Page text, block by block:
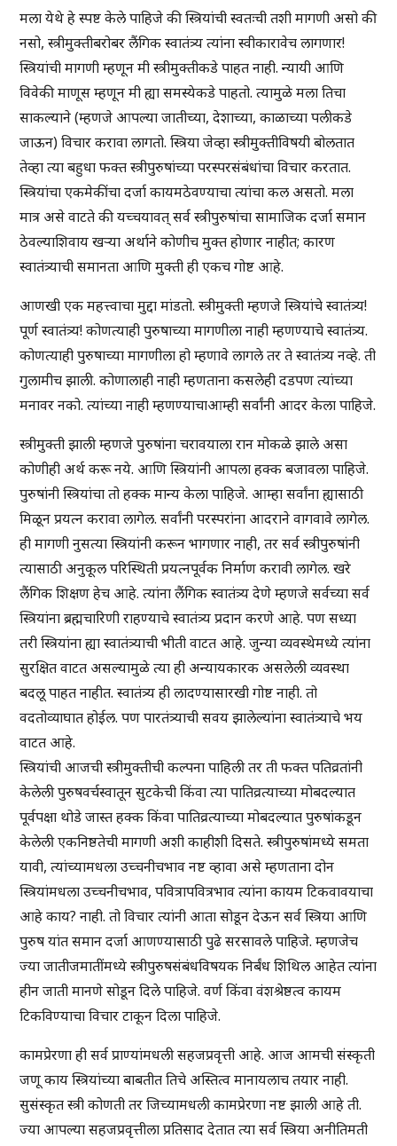
मला येथे हे स्पष्ट केले पाहिजे की स्त्रियांची स्वतःची तशी मागणी असो की
नसो, स्त्रीमुक्तीबरोबर लैंगिक स्वातंत्र्य त्यांना स्वीकारावेच लागणार!
स्त्रियांची मागणी म्हणून मी स्त्रीमुक्तीकडे पाहत नाही. न्यायी आणि
विवेकी माणूस म्हणून मी ह्या समस्येकडे पाहतो. त्यामुळे मला तिचा
साकल्याने (म्हणजे आपल्या जातीच्या, देशाच्या, काळाच्या पलीकडे
जाऊन) विचार करावा लागतो. स्त्रिया जेव्हा स्त्रीमुक्तीविषयी बोलतात
तेव्हा त्या बहुधा फक्त स्त्रीपुरुषांच्या परस्परसंबंधांचा विचार करतात.
स्त्रियांचा एकमेकींचा दर्जा कायमठेवण्याचा त्यांचा कल असतो. मला
मात्र असे वाटते की यच्चयावत् सर्व स्त्रीपुरुषांचा सामाजिक दर्जा समान
ठेवल्याशिवाय खर्‍या अर्थाने कोणीच मुक्त होणार नाहीत; कारण
स्वातंत्र्याची समानता आणि मुक्ती ही एकच गोष्ट आहे.
आणखी एक महत्त्वाचा मुद्दा मांडतो. स्त्रीमुक्ती म्हणजे स्त्रियांचे स्वातंत्र्य!
पूर्ण स्वातंत्र्य! कोणत्याही पुरुषाच्या मागणीला नाही म्हणण्याचे स्वातंत्र्य.
कोणत्याही पुरुषाच्या मागणीला हो म्हणावे लागले तर ते स्वातंत्र्य नव्हे. ती
गुलामीच झाली. कोणालाही नाही म्हणताना कसलेही दडपण त्यांच्या
मनावर नको. त्यांच्या नाही म्हणण्याचाआम्ही सर्वांनी आदर केला पाहिजे.
स्त्रीमुक्ती झाली म्हणजे पुरुषांना चरावयाला रान मोकळे झाले असा
कोणीही अर्थ करू नये. आणि स्त्रियांनी आपला हक्क बजावला पाहिजे.
पुरुषांनी स्त्रियांचा तो हक्क मान्य केला पाहिजे. आम्हा सर्वांना ह्यासाठी
मिळून प्रयत्न करावा लागेल. सर्वांनी परस्परांना आदराने वागवावे लागेल.
ही मागणी नुसत्या स्त्रियांनी करून भागणार नाही, तर सर्व स्त्रीपुरुषांनी
त्यासाठी अनुकूल परिस्थिती प्रयत्नपूर्वक निर्माण करावी लागेल. खरे
लैंगिक शिक्षण हेच आहे. त्यांना लैंगिक स्वातंत्र्य देणे म्हणजे सर्वच्या सर्व
स्त्रियांना ब्रह्मचारिणी राहण्याचे स्वातंत्र्य प्रदान करणे आहे. पण सध्या
तरी स्त्रियांना ह्या स्वातंत्र्याची भीती वाटत आहे. जुन्या व्यवस्थेमध्ये त्यांना
सुरक्षित वाटत असल्यामुळे त्या ही अन्यायकारक असलेली व्यवस्था
बदलू पाहत नाहीत. स्वातंत्र्य ही लादण्यासारखी गोष्ट नाही. तो
वदतोव्याघात होईल. पण पारतंत्र्याची सवय झालेल्यांना स्वातंत्र्याचे भय
वाटत आहे.
स्त्रियांची आजची स्त्रीमुक्तीची कल्पना पाहिली तर ती फक्त पतिव्रतांनी
केलेली पुरुषवर्चस्वातून सुटकेची किंवा त्या पातिव्रत्याच्या मोबदल्यात
पूर्वपक्षा थोडे जास्त हक्क किंवा पातिव्रत्याच्या मोबदल्यात पुरुषांकडून
केलेली एकनिष्ठतेची मागणी अशी काहीशी दिसते. स्त्रीपुरुषांमध्ये समता
यावी, त्यांच्यामधला उच्चनीचभाव नष्ट व्हावा असे म्हणताना दोन
स्त्रियांमधला उच्चनीचभाव, पवित्रापवित्रभाव त्यांना कायम टिकवावयाचा
आहे काय? नाही. तो विचार त्यांनी आता सोडून देऊन सर्व स्त्रिया आणि
पुरुष यांत समान दर्जा आणण्यासाठी पुढे सरसावले पाहिजे. म्हणजेच
ज्या जातीजमातींमध्ये स्त्रीपुरुषसंबंधविषयक निर्बंध शिथिल आहेत त्यांना
हीन जाती मानणे सोडून दिले पाहिजे. वर्ण किंवा वंशश्रेष्ठत्व कायम
टिकविण्याचा विचार टाकून दिला पाहिजे.
कामप्रेरणा ही सर्व प्राण्यांमधली सहजप्रवृत्ती आहे. आज आमची संस्कृती
जणू काय स्त्रियांच्या बाबतीत तिचे अस्तित्व मानायलाच तयार नाही.
सुसंस्कृत स्त्री कोणती तर जिच्यामधली कामप्रेरणा नष्ट झाली आहे ती.
ज्या आपल्या सहजप्रवृत्तीला प्रतिसाद देतात त्या सर्व स्त्रिया अनीतिमती